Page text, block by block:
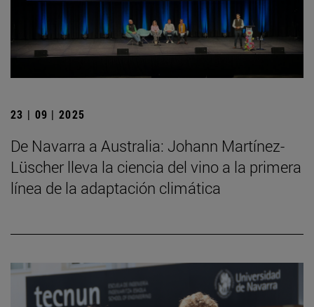
23 | 09 | 2025
De Navarra a Australia: Johann Martínez-
Lüscher lleva la ciencia del vino a la primera
línea de la adaptación climática